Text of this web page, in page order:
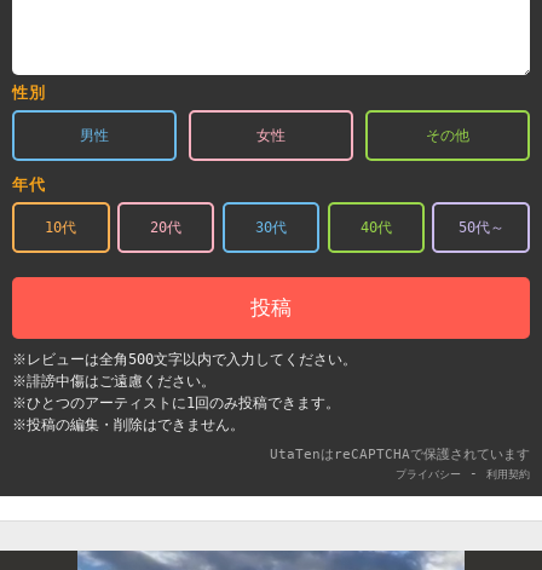
性別
男性 女性 その他
年代
10代 20代 30代 40代 50代～
投稿
※レビューは全角500文字以内で入力してください。
※誹謗中傷はご遠慮ください。
※ひとつのアーティストに1回のみ投稿できます。
※投稿の編集・削除はできません。
UtaTenはreCAPTCHAで保護されています
プライバシー - 利用契約